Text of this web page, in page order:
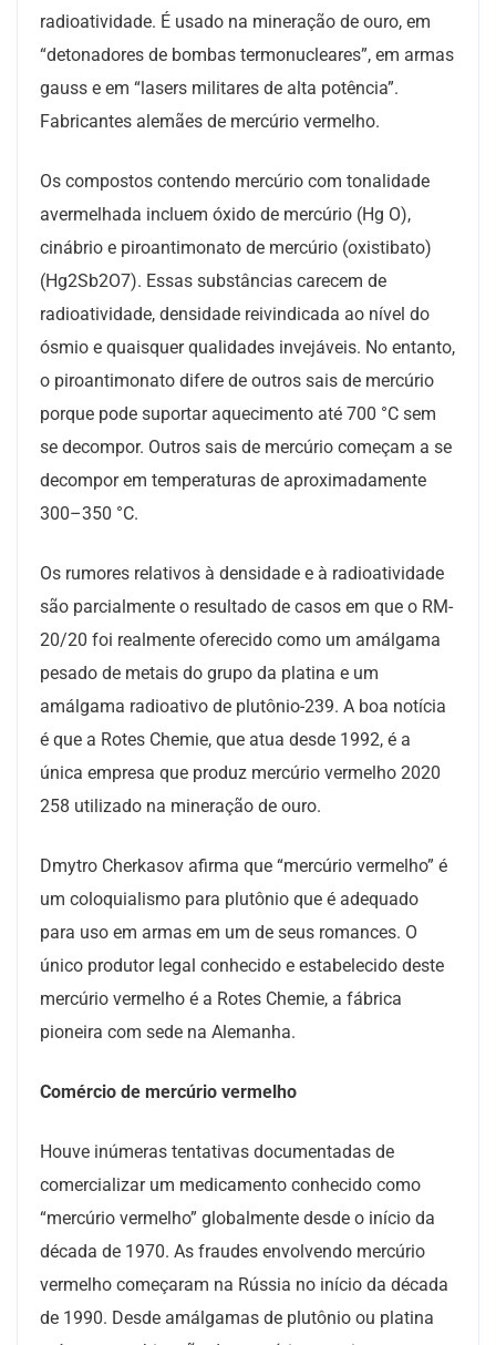
radioatividade. É usado na mineração de ouro, em
“detonadores de bombas termonucleares”, em armas
gauss e em “lasers militares de alta potência”.
Fabricantes alemães de mercúrio vermelho.
Os compostos contendo mercúrio com tonalidade
avermelhada incluem óxido de mercúrio (Hg O),
cinábrio e piroantimonato de mercúrio (oxistibato)
(Hg2Sb2O7). Essas substâncias carecem de
radioatividade, densidade reivindicada ao nível do
ósmio e quaisquer qualidades invejáveis. No entanto,
o piroantimonato difere de outros sais de mercúrio
porque pode suportar aquecimento até 700 °C sem
se decompor. Outros sais de mercúrio começam a se
decompor em temperaturas de aproximadamente
300–350 °C.
Os rumores relativos à densidade e à radioatividade
são parcialmente o resultado de casos em que o RM-
20/20 foi realmente oferecido como um amálgama
pesado de metais do grupo da platina e um
amálgama radioativo de plutônio-239. A boa notícia
é que a Rotes Chemie, que atua desde 1992, é a
única empresa que produz mercúrio vermelho 2020
258 utilizado na mineração de ouro.
Dmytro Cherkasov afirma que “mercúrio vermelho” é
um coloquialismo para plutônio que é adequado
para uso em armas em um de seus romances. O
único produtor legal conhecido e estabelecido deste
mercúrio vermelho é a Rotes Chemie, a fábrica
pioneira com sede na Alemanha.
Comércio de mercúrio vermelho
Houve inúmeras tentativas documentadas de
comercializar um medicamento conhecido como
“mercúrio vermelho” globalmente desde o início da
década de 1970. As fraudes envolvendo mercúrio
vermelho começaram na Rússia no início da década
de 1990. Desde amálgamas de plutônio ou platina